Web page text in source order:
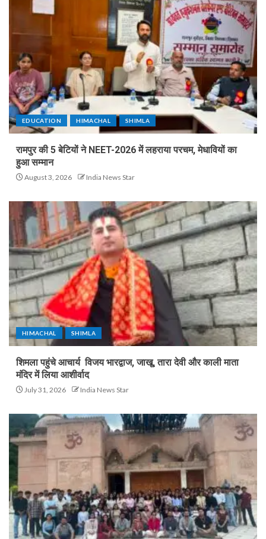
EDUCATION HIMACHAL SHIMLA
रामपुर की 5 बेटियों ने NEET-2026 में लहराया परचम, मेधावियों का
हुआ सम्मान
August 3, 2026 India News Star
HIMACHAL SHIMLA
शिमला पहुंचे आचार्य विजय भारद्वाज, जाखू, तारा देवी और काली माता
मंदिर में लिया आशीर्वाद
July 31, 2026 India News Star